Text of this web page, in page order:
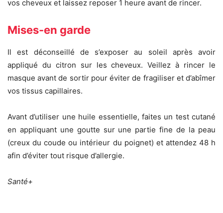
vos cheveux et laissez reposer 1 heure avant de rincer.
Mises-en garde
Il est déconseillé de s’exposer au soleil après avoir
appliqué du citron sur les cheveux. Veillez à rincer le
masque avant de sortir pour éviter de fragiliser et d’abîmer
vos tissus capillaires.
Avant d’utiliser une huile essentielle, faites un test cutané
en appliquant une goutte sur une partie fine de la peau
(creux du coude ou intérieur du poignet) et attendez 48 h
afin d’éviter tout risque d’allergie.
Santé+